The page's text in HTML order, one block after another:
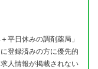
平日休みの調剤薬局」
登録済みの方に優先的
人情報が掲載されない